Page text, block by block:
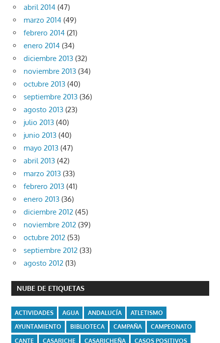
abril 2014 (47)
marzo 2014 (49)
febrero 2014 (21)
enero 2014 (34)
diciembre 2013 (32)
noviembre 2013 (34)
octubre 2013 (40)
septiembre 2013 (36)
agosto 2013 (23)
julio 2013 (40)
junio 2013 (40)
mayo 2013 (47)
abril 2013 (42)
marzo 2013 (33)
febrero 2013 (41)
enero 2013 (36)
diciembre 2012 (45)
noviembre 2012 (39)
octubre 2012 (53)
septiembre 2012 (33)
agosto 2012 (13)
NUBE DE ETIQUETAS
ACTIVIDADES AGUA ANDALUCÍA
ATLETISMO
AYUNTAMIENTO
BIBLIOTECA CAMPAÑA
CAMPEONATO
CANTE
CASARICHE CASARICHEÑA
CASOS POSITIVOS